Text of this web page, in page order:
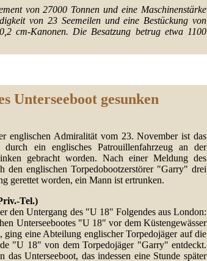
von 27000 Tonnen und eine Maschinenstärke
von 23 Seemeilen und eine Bestückung von
cm-Kanonen. Die Besatzung betrug etwa 1100
Unterseeboot gesunken
englischen Admiralität vom 23. November ist das
durch ein englisches Patrouillenfahrzeug an der
gebracht worden. Nach einer Meldung des
den englischen Torpedobootzerstörer "Garry" drei
gerettet worden, ein Mann ist ertrunken.
Tel.)
den Untergang des "U 18" Folgendes aus London:
Unterseebootes "U 18" vor dem Küstengewässer
ging eine Abteilung englischer Torpedojäger auf die
"U 18" von dem Torpedojäger "Garry" entdeckt.
das Unterseeboot, das indessen eine Stunde später